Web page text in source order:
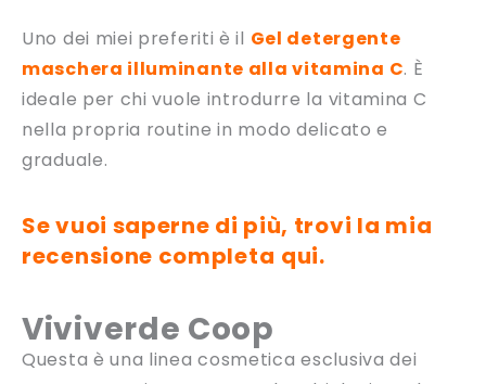
Uno dei miei preferiti è il Gel detergente
maschera illuminante alla vitamina C. È
ideale per chi vuole introdurre la vitamina C
nella propria routine in modo delicato e
graduale.
Se vuoi saperne di più, trovi la mia
recensione completa qui.
Viviverde Coop
Questa è una linea cosmetica esclusiva dei